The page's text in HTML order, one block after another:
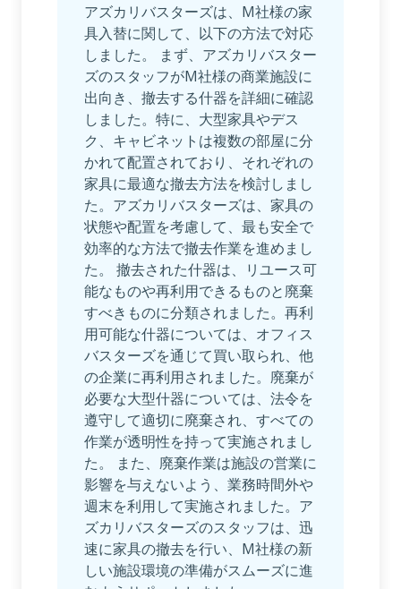
アズカリバスターズは、M社様の家
具入替に関して、以下の方法で対応
しました。 まず、アズカリバスター
ズのスタッフがM社様の商業施設に
出向き、撤去する什器を詳細に確認
しました。特に、大型家具やデス
ク、キャビネットは複数の部屋に分
かれて配置されており、それぞれの
家具に最適な撤去方法を検討しまし
た。アズカリバスターズは、家具の
状態や配置を考慮して、最も安全で
効率的な方法で撤去作業を進めまし
た。 撤去された什器は、リユース可
能なものや再利用できるものと廃棄
すべきものに分類されました。再利
用可能な什器については、オフィス
バスターズを通じて買い取られ、他
の企業に再利用されました。廃棄が
必要な大型什器については、法令を
遵守して適切に廃棄され、すべての
作業が透明性を持って実施されまし
た。 また、廃棄作業は施設の営業に
影響を与えないよう、業務時間外や
週末を利用して実施されました。ア
ズカリバスターズのスタッフは、迅
速に家具の撤去を行い、M社様の新
しい施設環境の準備がスムーズに進